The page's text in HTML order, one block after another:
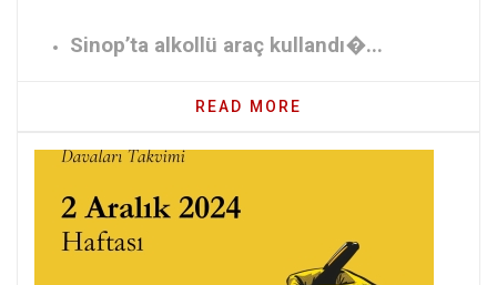
Sinop’ta alkollü araç kullandı�...
READ MORE